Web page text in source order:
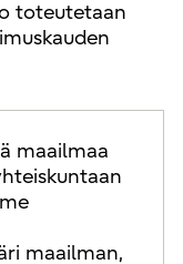
toteutetaan
maailmaa
maailman,